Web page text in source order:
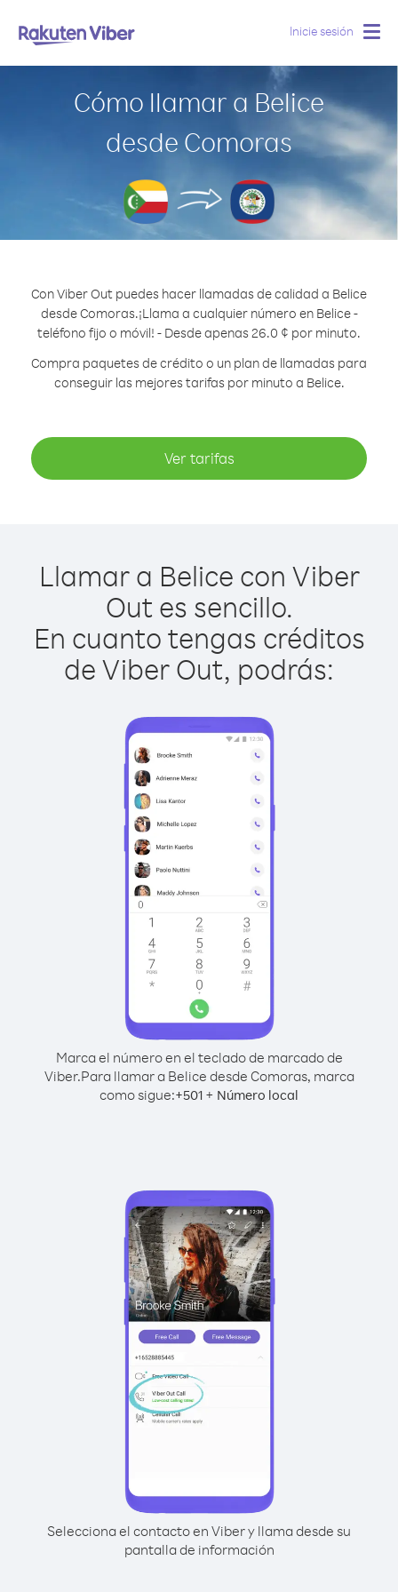
Inicie sesión
Cómo llamar a Belice
desde Comoras
Con Viber Out puedes hacer llamadas de calidad a Belice
desde Comoras.¡Llama a cualquier número en Belice -
teléfono fijo o móvil! - Desde apenas 26.0 ¢ por minuto.
Compra paquetes de crédito o un plan de llamadas para
conseguir las mejores tarifas por minuto a Belice.
Ver tarifas
Llamar a Belice con Viber
Out es sencillo.
En cuanto tengas créditos
de Viber Out, podrás:
Marca el número en el teclado de marcado de
Viber.Para llamar a Belice desde Comoras, marca
como sigue:+501 + Número local
Selecciona el contacto en Viber y llama desde su
pantalla de información